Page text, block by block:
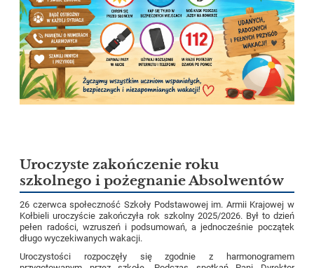
Uroczyste zakończenie roku
szkolnego i pożegnanie Absolwentów
26 czerwca społeczność Szkoły Podstawowej im. Armii Krajowej w
Kołbieli uroczyście zakończyła rok szkolny 2025/2026. Był to dzień
pełen radości, wzruszeń i podsumowań, a jednocześnie początek
długo wyczekiwanych wakacji.
Uroczystości rozpoczęły się zgodnie z harmonogramem